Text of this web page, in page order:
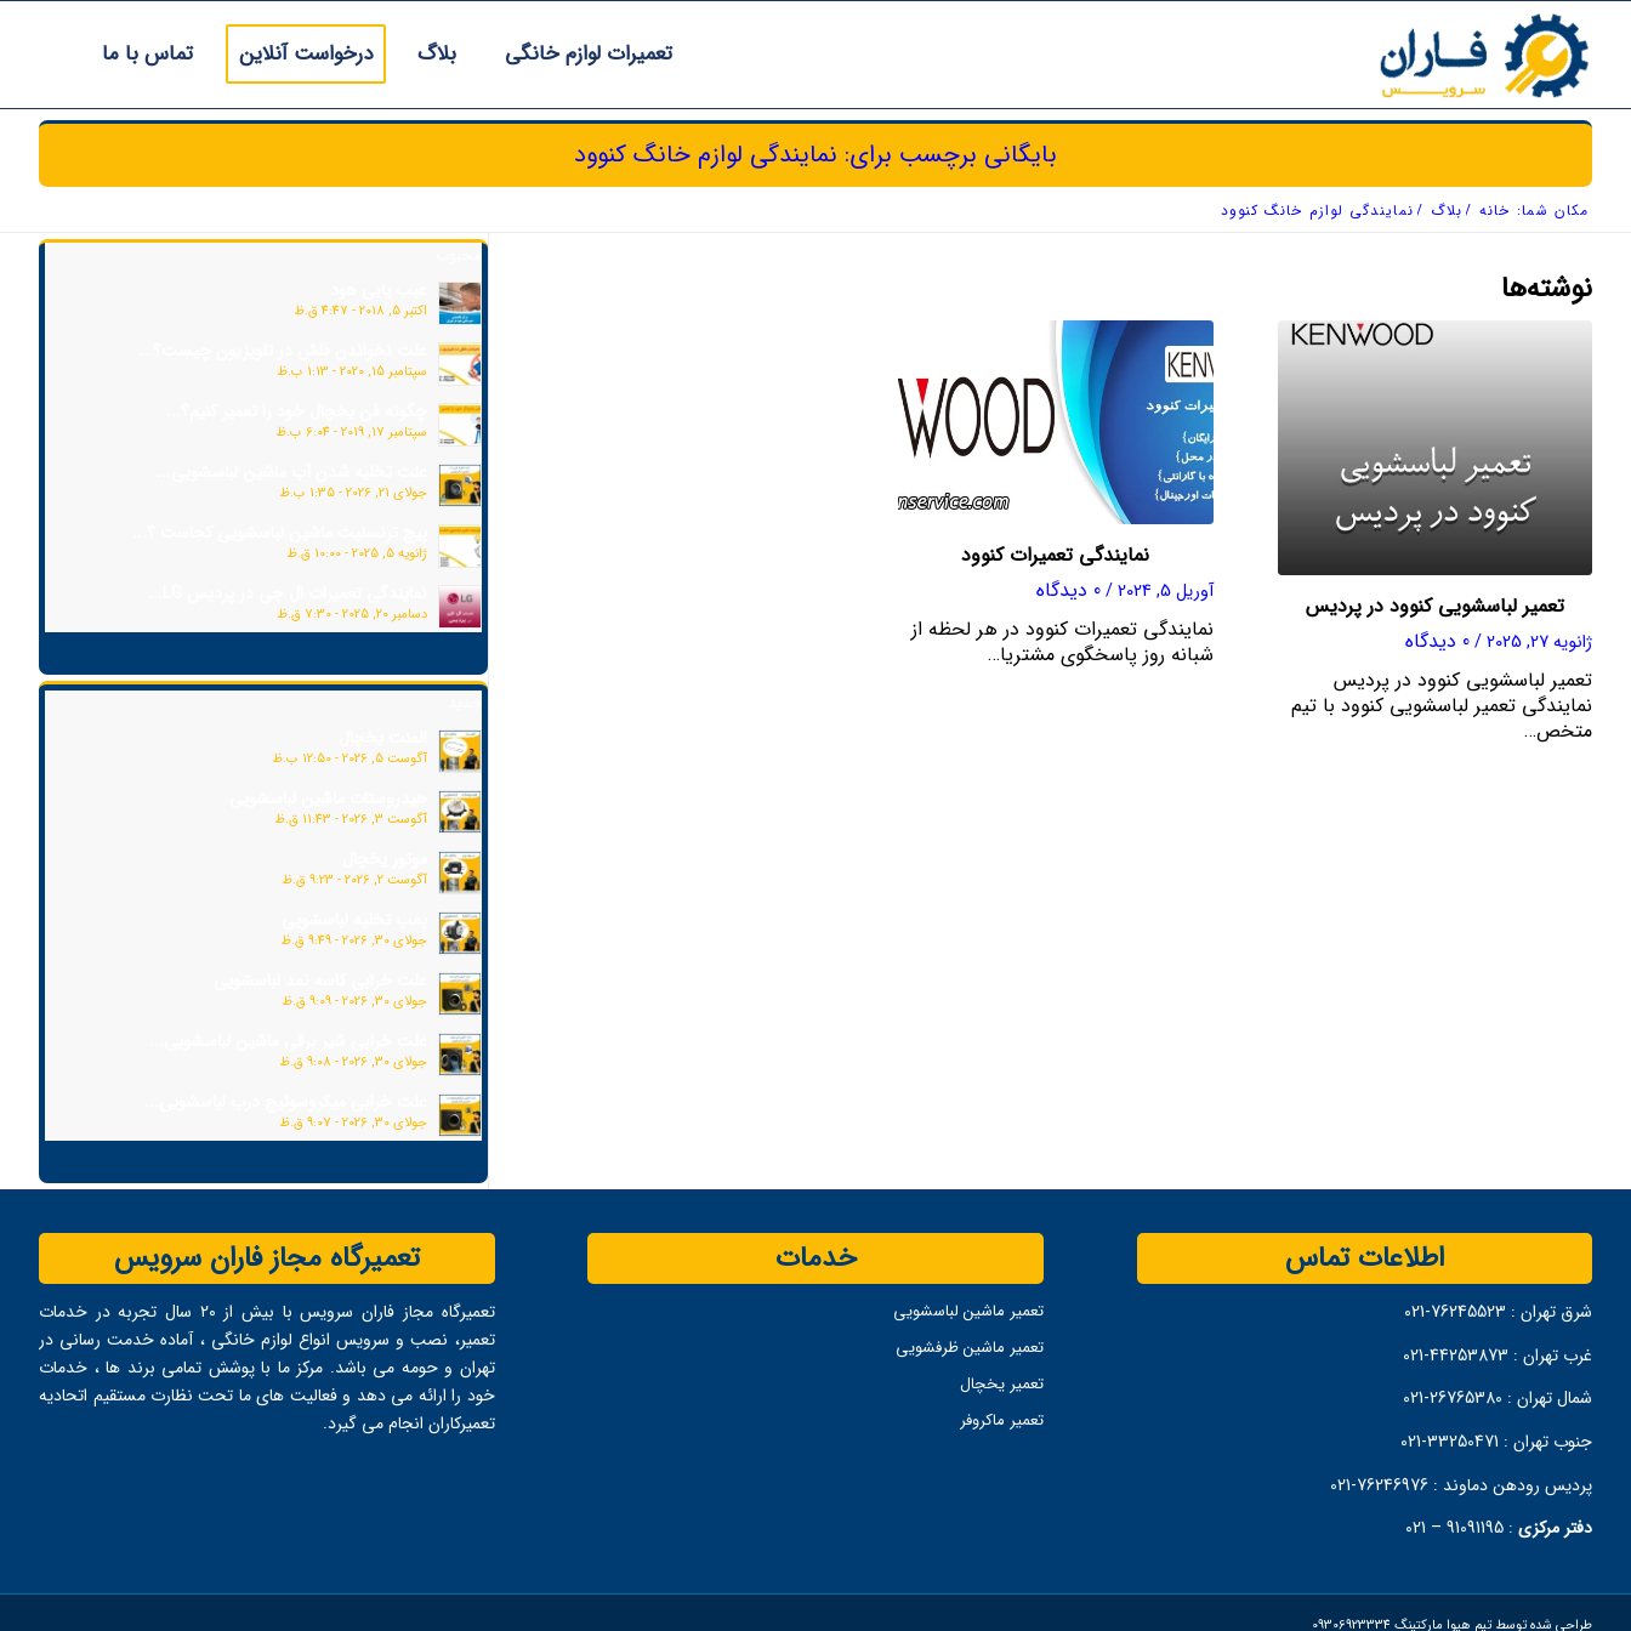
تعمیرات لوازم خانگی بلاگ درخواست آنلاین تماس با ما
بایگانی برچسب برای: نمایندگی لوازم خانگ کنوود
مکان شما: خانه / بلاگ / نمایندگی لوازم خانگ کنوود
نوشته‌ها
تعمیر لباسشویی کنوود در پردیس
ژانویه 27, 2025 /0 دیدگاه
تعمیر لباسشویی کنوود در پردیس
نمایندگی تعمیر لباسشویی کنوود با تیم
متخص…
نمایندگی تعمیرات کنوود
آوریل 5, 2024 /0 دیدگاه
نمایندگی تعمیرات کنوود در هر لحظه از
شبانه روز پاسخگوی مشتریا…
اکتبر 5, 2018 - 4:47 ق.ظ
سپتامبر 15, 2020 - 1:13 ب.ظ
سپتامبر 17, 2019 - 6:04 ب.ظ
جولای 21, 2026 - 1:35 ب.ظ
ژانویه 5, 2025 - 10:00 ق.ظ
دسامبر 20, 2025 - 7:30 ق.ظ
آگوست 5, 2026 - 12:50 ب.ظ
آگوست 3, 2026 - 11:43 ق.ظ
آگوست 2, 2026 - 9:23 ق.ظ
جولای 30, 2026 - 9:49 ق.ظ
جولای 30, 2026 - 9:09 ق.ظ
جولای 30, 2026 - 9:08 ق.ظ
جولای 30, 2026 - 9:07 ق.ظ
اطلاعات تماس
شرق تهران : 76245523-021
غرب تهران : 44253873-021
شمال تهران :
جنوب تهران : 33250471-021
پردیس رودهن دماوند : 76246976-021
دفتر مرکزی :
91091195 – 021
خدمات
تعمیر ماشین لباسشویی
تعمیر ماشین ظرفشویی
تعمیر یخچال
تعمیر ماکروفر
تعمیرگاه مجاز فاران سرویس
تعمیرگاه مجاز فاران سرویس با بیش از ۲۰ سال تجربه در خدمات
تعمیر، نصب و سرویس انواع لوازم خانگی ، آماده خدمت ‌رسانی در
تهران و حومه می ‌باشد. مرکز ما با پوشش تمامی برند ها ، خدمات
خود را ارائه می ‌دهد و فعالیت های ما تحت نظارت مستقیم اتحادیه
تعمیرکاران انجام می ‌گیرد.
طراحی شده توسط تیم هیوا مارکتینگ 09306923334